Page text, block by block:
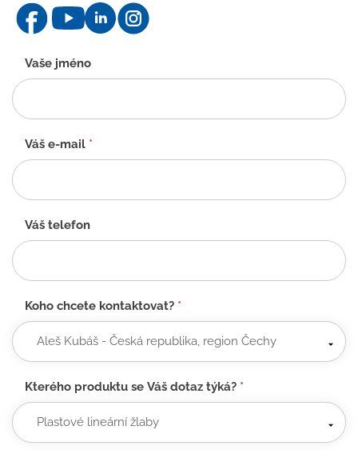
Kontaktní
formulář
-
CZ
Vaše jméno
Váš e-mail *
Váš telefon
Koho chcete kontaktovat? *
Kterého produktu se Váš dotaz týká? *